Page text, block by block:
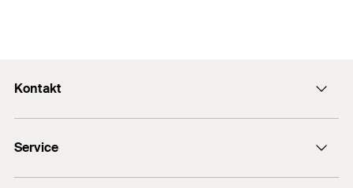
Kontakt
Presse
Newsletter
Service